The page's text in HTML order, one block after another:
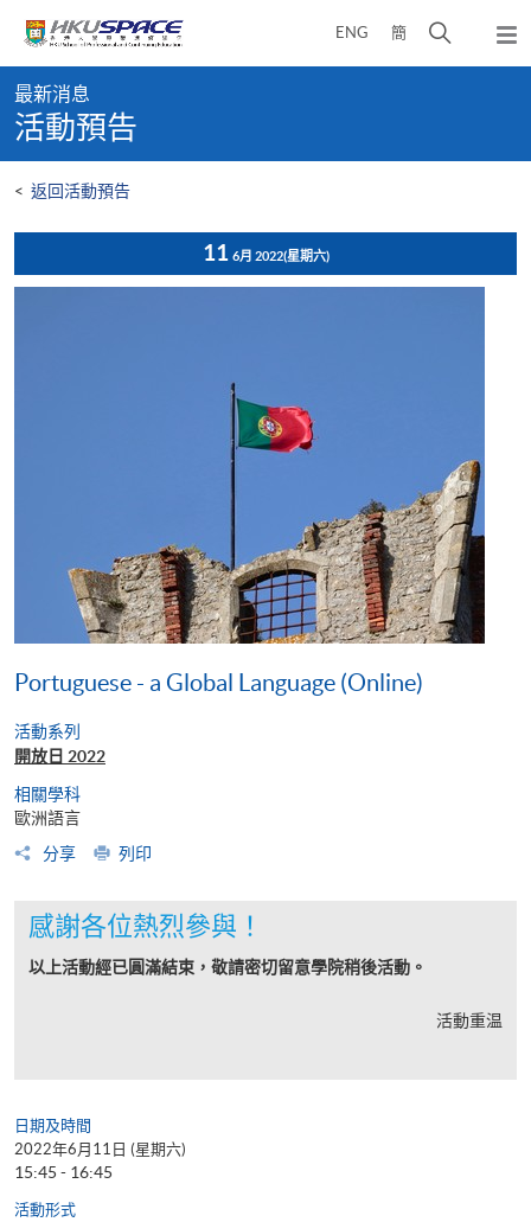
content
ENG 簡
開
彈
出
content
start
最新消息
活動預告
< 返回活動預告
11 6月 2022(星期六)
Portuguese - a Global Language (Online)
活動系列
開放日 2022
相關學科
歐洲語言
分享
列印
感謝各位熱烈參與！
以上活動經已圓滿結束，敬請密切留意學院稍後活動。
活動重温
日期及時間
2022年6月11日 (星期六)
15:45 - 16:45
活動形式